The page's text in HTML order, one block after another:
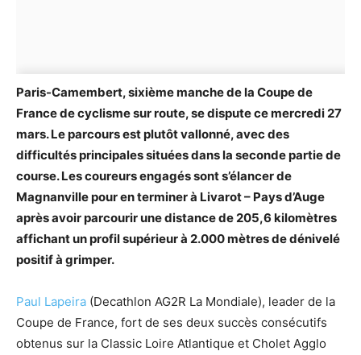
Paris-Camembert, sixième manche de la Coupe de
France de cyclisme sur route, se dispute ce mercredi 27
mars. Le parcours est plutôt vallonné, avec des
difficultés principales situées dans la seconde partie de
course. Les coureurs engagés sont s’élancer de
Magnanville pour en terminer à Livarot – Pays d’Auge
après avoir parcourir une distance de 205,6 kilomètres
affichant un profil supérieur à 2.000 mètres de dénivelé
positif à grimper.
Paul Lapeira (Decathlon AG2R La Mondiale), leader de la
Coupe de France, fort de ses deux succès consécutifs
obtenus sur la Classic Loire Atlantique et Cholet Agglo